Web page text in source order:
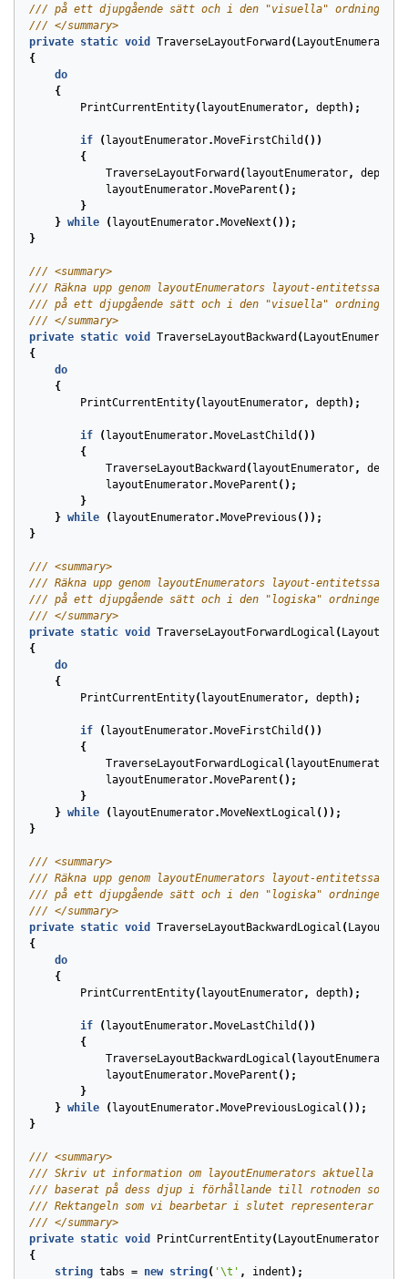
/// på ett djupgående sätt och i den "visuella" ordningen.
/// </summary>
private static void TraverseLayoutForward ( LayoutEnumerator
{
do
{
PrintCurrentEntity( layoutEnumerator, depth);
if ( layoutEnumerator. MoveFirstChild ())
{
TraverseLayoutForward ( layoutEnumerator, depth
layoutEnumerator. MoveParent ();
}
} while ( layoutEnumerator. MoveNext ());
}
/// <summary>
/// Räkna upp genom layoutEnumerators layout-
/// på ett djupgående sätt och i den "visuella" ordningen.
/// </summary>
private static void TraverseLayoutBackward ( LayoutEnumerator
{
do
{
PrintCurrentEntity( layoutEnumerator, depth);
if ( layoutEnumerator. MoveLastChild ())
{
TraverseLayoutBackward ( layoutEnumerator, depth
layoutEnumerator. MoveParent ();
}
} while ( layoutEnumerator. MovePrevious ());
}
/// <summary>
/// Räkna upp genom layoutEnumerators layout-
/// på ett djupgående sätt och i den "logiska" ordningen.
/// </summary>
private static void TraverseLayoutForwardLogical (
{
do
{
PrintCurrentEntity( layoutEnumerator, depth);
if ( layoutEnumerator. MoveFirstChild ())
{
TraverseLayoutForwardLogical ( layoutEnumerator
layoutEnumerator. MoveParent ();
}
} while ( layoutEnumerator. MoveNextLogical ());
}
/// <summary>
/// Räkna upp genom layoutEnumerators layout-
/// på ett djupgående sätt och i den "logiska" ordningen.
/// </summary>
private static void TraverseLayoutBackwardLogical (
{
do
{
PrintCurrentEntity( layoutEnumerator, depth);
if ( layoutEnumerator. MoveLastChild ())
{
TraverseLayoutBackwardLogical ( layoutEnumerator
layoutEnumerator. MoveParent ();
}
} while ( layoutEnumerator. MovePreviousLogical ());
}
/// <summary>
/// Skriv ut information om layoutEnumerators aktuella
/// baserat på dess djup i förhållande till rotnoden som vi
/// Rektangeln som vi bearbetar i slutet representerar det
/// </summary>
private static void PrintCurrentEntity( LayoutEnumerator
{
string tabs = new string( '\t' , indent );